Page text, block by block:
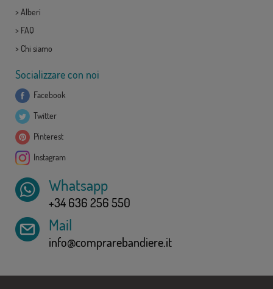
> Alberi
> FAQ
> Chi siamo
Socializzare con noi
Facebook
Twitter
Pinterest
Instagram
Whatsapp
+34 636 256 550
Mail
info@comprarebandiere.it